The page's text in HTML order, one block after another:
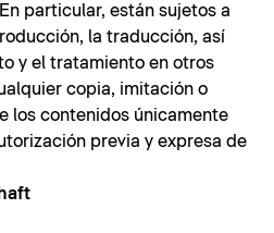
particular, están sujetos a
la traducción, así
y el tratamiento en otros
copia, imitación o
los contenidos únicamente
previa y expresa de